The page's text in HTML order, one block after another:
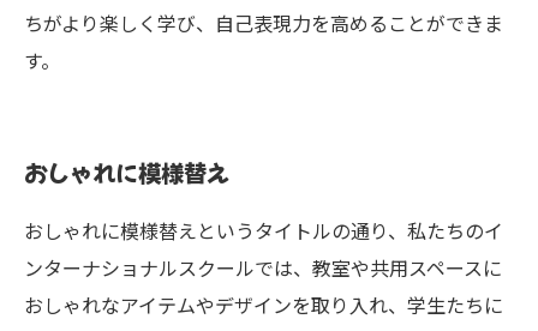
ちがより楽しく学び、自己表現力を高めることができま
す。
おしゃれに模様替え
おしゃれに模様替えというタイトルの通り、私たちのイ
ンターナショナルスクールでは、教室や共用スペースに
おしゃれなアイテムやデザインを取り入れ、学生たちに